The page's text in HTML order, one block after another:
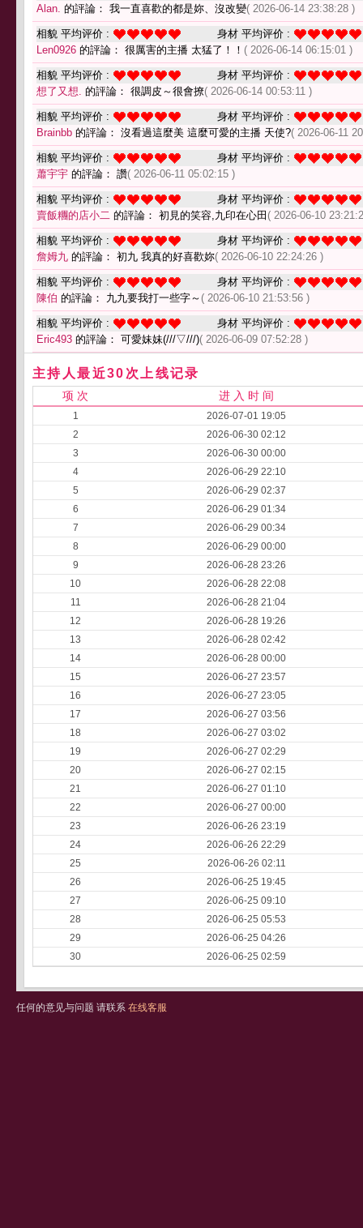
Alan. 的評論： 我一直喜歡的都是妳、沒改變( 2026-06-14 23:38:28 )
相貌 平均评价 :
身材 平均评价 :
Len0926 的評論： 很厲害的主播 太猛了！！ ( 2026-06-14 06:15:01 )
相貌 平均评价 :
身材 平均评价 :
想了又想. 的評論： 很調皮～很會撩( 2026-06-14 00:53:11 )
相貌 平均评价 :
身材 平均评价 :
Brainbb 的評論： 沒看過這麼美 這麼可愛的主播 天使?( 2026-06-11
相貌 平均评价 :
身材 平均评价 :
蕭宇宇 的評論： 讚( 2026-06-11 05:02:15 )
相貌 平均评价 :
身材 平均评价 :
賣飯糰的店小二 的評論： 初見的笑容,九印在心田 ( 2026-06-10
相貌 平均评价 :
身材 平均评价 :
詹姆九 的評論： 初九 我真的好喜歡妳( 2026-06-10 22:24:26 )
相貌 平均评价 :
身材 平均评价 :
陳伯 的評論： 九九要我打一些字～ ( 2026-06-10 21:53:56 )
相貌 平均评价 :
身材 平均评价 :
Eric493 的評論： 可愛妹妹(///▽///)( 2026-06-09 07:52:28 )
主持人最近30次上线记录
项 次 进 入 时 间
1
2026-07-01 19:05
2
2026-06-30 02:12
3
2026-06-30 00:00
4
2026-06-29 22:10
5
2026-06-29 02:37
6
2026-06-29 01:34
7
2026-06-29 00:34
8
2026-06-29 00:00
9
2026-06-28 23:26
10
2026-06-28 22:08
11
2026-06-28 21:04
12
2026-06-28 19:26
13
2026-06-28 02:42
14
2026-06-28 00:00
15
2026-06-27 23:57
16
2026-06-27 23:05
17
2026-06-27 03:56
18
2026-06-27 03:02
19
2026-06-27 02:29
20
2026-06-27 02:15
21
2026-06-27 01:10
22
2026-06-27 00:00
23
2026-06-26 23:19
24
2026-06-26 22:29
25
2026-06-26 02:11
26
2026-06-25 19:45
27
2026-06-25 09:10
28
2026-06-25 05:53
29
2026-06-25 04:26
30
2026-06-25 02:59
任何的意见与问题 请联系 在线客服